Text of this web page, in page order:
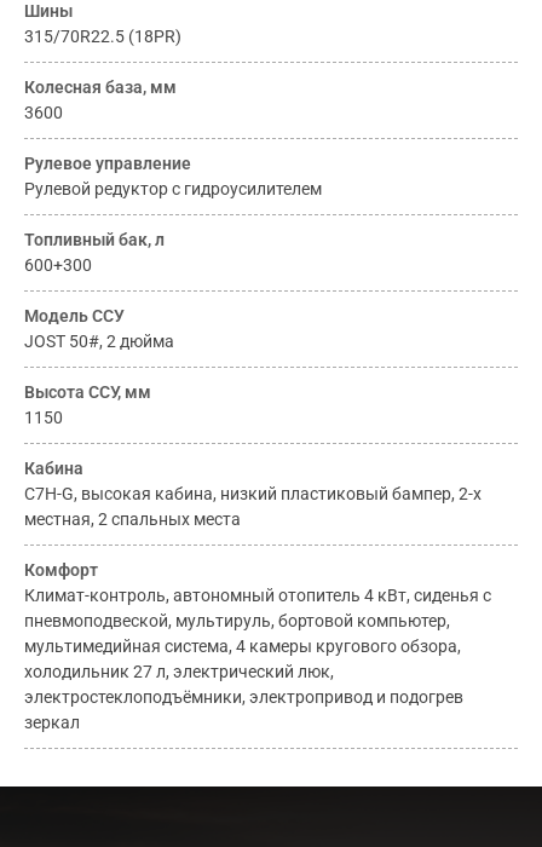
Шины
315/70R22.5 (18PR)
Колесная база, мм
3600
Рулевое управление
Рулевой редуктор с гидроусилителем
Топливный бак, л
600+300
Модель ССУ
JOST 50#, 2 дюйма
Высота ССУ, мм
1150
Кабина
C7H-G, высокая кабина, низкий пластиковый бампер, 2-х
местная, 2 спальных места
Комфорт
Климат-контроль, автономный отопитель 4 кВт, сиденья с
пневмоподвеской, мультируль, бортовой компьютер,
мультимедийная система, 4 камеры кругового обзора,
холодильник 27 л, электрический люк,
электростеклоподъёмники, электропривод и подогрев
зеркал